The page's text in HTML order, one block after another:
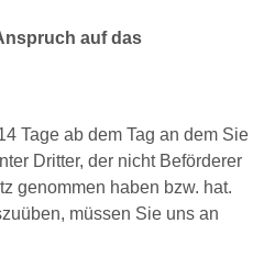
auf das
Tage ab dem Tag an dem Sie
Dritter, der nicht Beförderer
genommen haben bzw. hat.
müssen Sie uns an